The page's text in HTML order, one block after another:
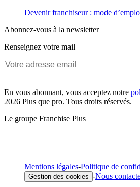
Devenir franchiseur : mode
Abonnez-vous à la newsletter
Renseignez votre mail
En vous abonnant, vous acceptez notre
2026 Plus que pro. Tous droits réservés.
Le groupe Franchise Plus
Mentions légales-Politique de
Gestion des cookies -Nous